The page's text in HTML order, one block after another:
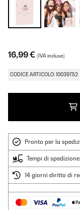
16,99 € (IVA inclusa)
CODICE ARTICOLO: 10039752
Pronto per la
Tempi di
14 giorni diritto di